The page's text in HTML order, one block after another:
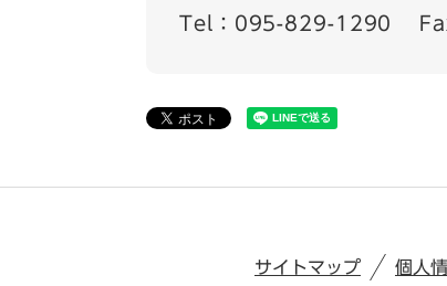
Tel：095-829-1290
サイトマップ 個人